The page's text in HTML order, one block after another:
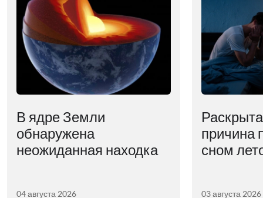
В ядре Земли
обнаружена
неожиданная находка
04 августа 2026
причина
сном
03 августа 2026